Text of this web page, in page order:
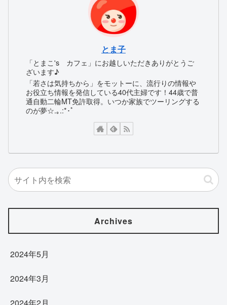
とま子
「とまこ's カフェ」にお越しいただきありがとうご
ざいます♪
「若さは気持ちから」をモットーに、流行りの情報や
お役立ち情報を発信している40代主婦です！44歳で普
通自動二輪MT免許取得。いつか家族でツーリングする
のが夢☆.｡.:*･ﾟ
Archives
2024年5月
2024年3月